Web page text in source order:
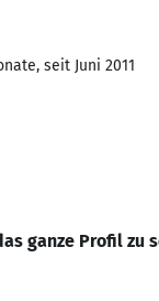
seit Juni 2011
ganze Profil zu